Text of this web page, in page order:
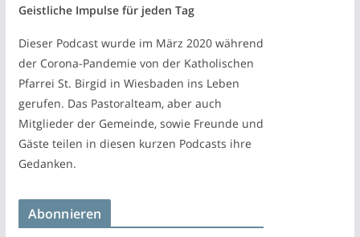
Geistliche Impulse für jeden Tag
Dieser Podcast wurde im März 2020 während
der Corona-Pandemie von der Katholischen
Pfarrei St. Birgid in Wiesbaden ins Leben
gerufen. Das Pastoralteam, aber auch
Mitglieder der Gemeinde, sowie Freunde und
Gäste teilen in diesen kurzen Podcasts ihre
Gedanken.
Abonnieren